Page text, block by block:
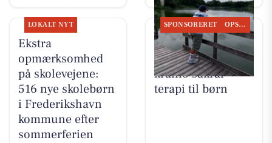
LOKALT NYT
Ekstra
opmærksomhed
på skolevejene:
516 nye skolebørn
i Frederikshavn
kommune efter
sommerferien
SPONSORERET OPSLAGSTAVLEN
Ro & velvære
fortæller om
kranio sakral
terapi til børn